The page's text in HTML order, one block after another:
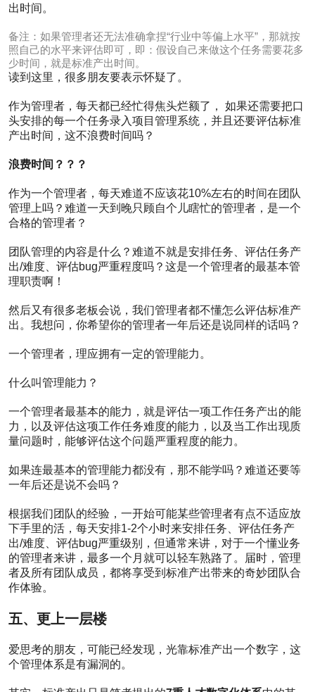
点
0
收
藏
切
不
谈
考
的
理
都
是
谈
3097
阅读
评
论
0
赞
收
请
看
我
团
队
如
何
管
理
项
目
的
3556
阅读
评
论
点
出时间。
备注：如果管理者还无法准确拿捏“行业中等偏上水平”，那就按
照自己的水平来评估即可，即：假设自己来做这个任务需要花多
少时间，就是标准产出时间。
读到这里，很多朋友要表示怀疑了。
作为管理者，每天都已经忙得焦头烂额了， 如果还需要把口
头安排的每一个任务录入项目管理系统，并且还要评估标准
产出时间，这不浪费时间吗？
浪费时间？？？
作为一个管理者，每天难道不应该花10%左右的时间在团队
管理上吗？难道一天到晚只顾自个儿瞎忙的管理者，是一个
合格的管理者？
团队管理的内容是什么？难道不就是安排任务、评估任务产
出/难度、评估bug严重程度吗？这是一个管理者的最基本管
理职责啊！
然后又有很多老板会说，我们管理者都不懂怎么评估标准产
出。我想问，你希望你的管理者一年后还是说同样的话吗？
一个管理者，理应拥有一定的管理能力。
什么叫管理能力？
一个管理者最基本的能力，就是评估一项工作任务产出的能
力，以及评估这项工作任务难度的能力，以及当工作出现质
量问题时，能够评估这个问题严重程度的能力。
如果连最基本的管理能力都没有，那不能学吗？难道还要等
一年后还是说不会吗？
根据我们团队的经验，一开始可能某些管理者有点不适应放
下手里的活，每天安排1-2个小时来安排任务、评估任务产
出/难度、评估bug严重级别，但通常来讲，对于一个懂业务
的管理者来讲，最多一个月就可以轻车熟路了。届时，管理
者及所有团队成员，都将享受到标准产出带来的奇妙团队合
作体验。
五、更上一层楼
爱思考的朋友，可能已经发现，光靠标准产出一个数字，这
个管理体系是有漏洞的。